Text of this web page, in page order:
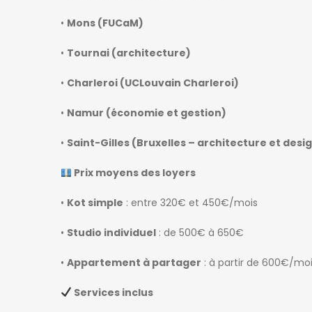
• Mons (FUCaM)
• Tournai (architecture)
• Charleroi (UCLouvain Charleroi)
• Namur (économie et gestion)
• Saint-Gilles (Bruxelles – architecture et
Prix moyens des loyers
• Kot simple : entre 320€ et 450€/mois
• Studio individuel : de 500€ à 650€
• Appartement à partager : à partir de 600€/
Services inclus
patricia nadege 6 jours ago
400€